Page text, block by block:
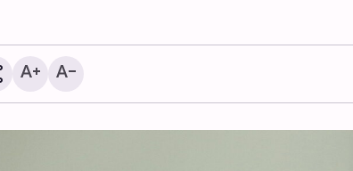
خبرنگاری رسالتی اخلاقی، انسانی و
اجتماعی است/ خبرنگاران چشم
پیام تولیت
معصومه(س)